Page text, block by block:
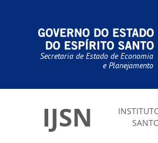
Secretaria de Estado de Economia
e Planejamento
IJSN